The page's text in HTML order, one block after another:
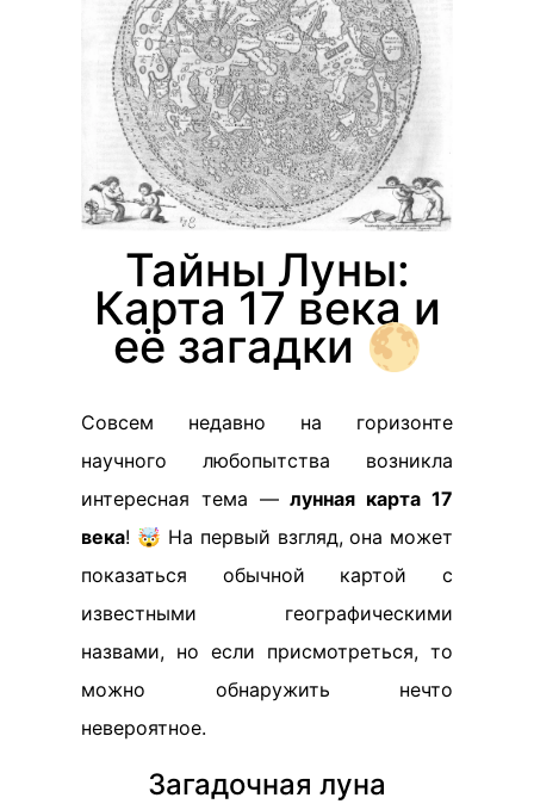
Тайны Луны:
Карта 17 века и
её загадки 🌕
Совсем недавно на горизонте
научного любопытства возникла
интересная тема —лунная карта 17
века! 🤯 На первый взгляд, она может
показаться обычной картой с
известными географическими
назвами, но если присмотреться, то
можно обнаружить нечто
невероятное.
Загадочная луна